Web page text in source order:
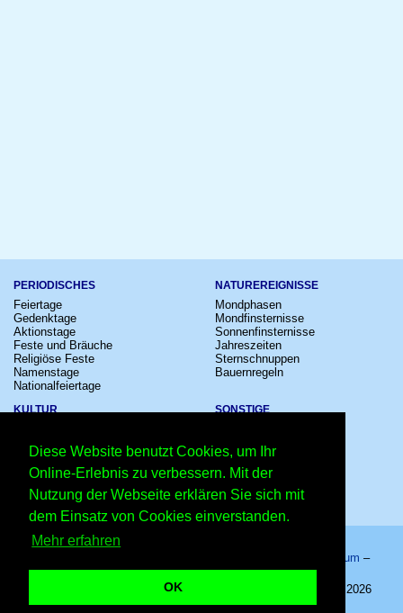
Diese Website benutzt Cookies, um Ihr
Online-Erlebnis zu verbessern. Mit der
Nutzung der Webseite erklären Sie sich mit
dem Einsatz von Cookies einverstanden.
Mehr erfahren
OK
PERIODISCHES
Feiertage
Gedenktage
Aktionstage
Feste und Bräuche
Religiöse Feste
Namenstage
Nationalfeiertage
NATUREREIGNISSE
Mondphasen
Mondfinsternisse
Sonnenfinsternisse
Jahreszeiten
Sternschnuppen
Bauernregeln
KULTUR
Festivals
Großevents
Comedy
Shows
SONSTIGE
Schalttage
Wahltage
Erinnerungen
Volksfeste
Impressum –
Datenschutzhinweis–Kontakt
Internationaler Tag der chinesischen Sprache – Copyright © 2026
Kleiner Kalender